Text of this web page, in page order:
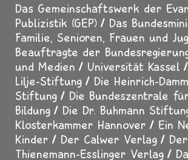
Das Gemeinschaftswerk der
Publizistik (GEP)
Das
Familie, Senioren, Frauen und
Beauftragte der
und Medien
Universität Kassel
Lilje-Stiftung
Die Heinrich-
Stiftung
Die Bundeszentrale
Bildung
Die Dr. Buhmann
Klosterkammer Hannover
Ein
Kinder
Der Calwer Verlag
Der
Thienemann-Esslinger Verlag